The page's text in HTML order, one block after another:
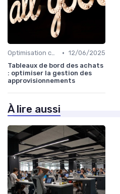
Optimisation coûts • 12/06/2025
Tableaux de bord des achats
: optimiser la gestion des
approvisionnements
À lire aussi